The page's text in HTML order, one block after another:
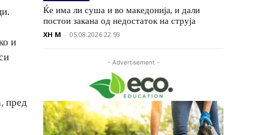
и
пред
Ќе има ли суша и во македонија, и дали
постои закана од недостаток на струја
XH M - 05.08.2026 22:59
- Advertisement -